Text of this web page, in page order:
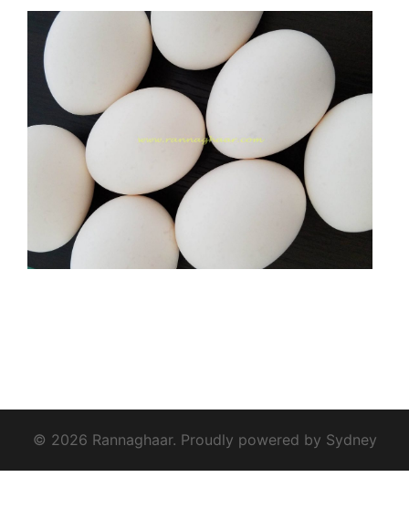
© 2026 Rannaghaar. Proudly powered by Sydney